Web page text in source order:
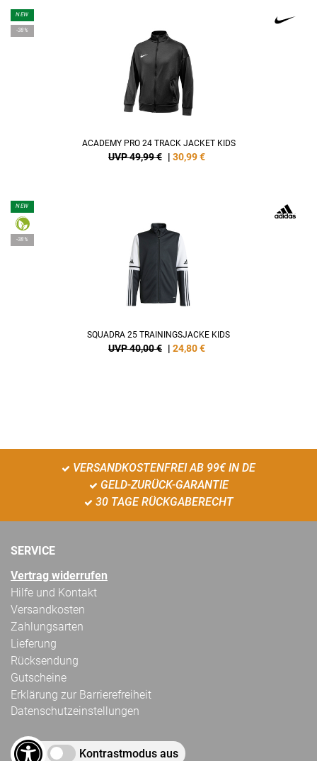
NEW
-38%
ACADEMY PRO 24 TRACK JACKET KIDS
UVP 49,99 € | 30,99€
NEW
-38%
SQUADRA 25 TRAININGSJACKE KIDS
UVP 40,00 € | 24,80€
VERSANDKOSTENFREI AB 99€ IN DE
GELD-ZURÜCK-GARANTIE
30 TAGE RÜCKGABERECHT
SERVICE
Vertrag widerrufen
Hilfe und Kontakt
Versandkosten
Zahlungsarten
Lieferung
Rücksendung
Gutscheine
Erklärung zur Barrierefreiheit
Datenschutzeinstellungen
Kontrastmodus aus